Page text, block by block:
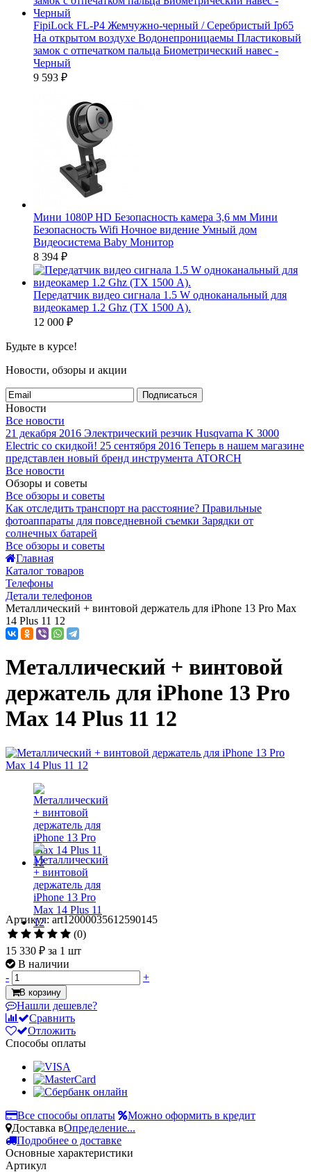
FipiLock FL-P4 Жемчужно-черный / Серебристый Ip65
На открытом воздухе Водонепроницаемы Пластиковый
замок с отпечатком пальца Биометрический навес -
Черный
9 593 ₽
Мини 1080P HD Безопасность камера 3,6 мм Мини
Безопасность Wifi Ночное видение Умный дом
Видеосистема Baby Монитор
8 394 ₽
Передатчик видео сигнала 1.5 W одноканальный для
видеокамер 1.2 Ghz (ТХ 1500 А).
12 000 ₽
Будьте в курсе!
Новости, обзоры и акции
Подписаться
Новости
Все новости
21 декабря 2016 Электрический резчик Husqvarna K 3000
Electric со скидкой! 25 сентября 2016 Теперь в нашем магазине
представлен новый бренд инструмента ATORCH
Все новости
Обзоры и советы
Все обзоры и советы
Как отследить транспорт на расстояние? Правильные
фотоаппараты для повседневной съемки Зарядки от
солнечных батарей
Все обзоры и советы
Главная
Каталог товаров
Телефоны
Детали телефонов
Металлический + винтовой держатель для iPhone 13 Pro Max
14 Plus 11 12
Металлический + винтовой
держатель для iPhone 13 Pro
Max 14 Plus 11 12
Артикул: art12000035612590145
(0)
15 330 ₽ за 1 шт
В наличии
-
+
В корзину
Нашли дешевле?
Сравнить
Отложить
Способы оплаты
Все способы оплаты
Можно оформить в кредит
Доставка вОпределение...
Подробнее о доставке
Основные характеристики
Артикул